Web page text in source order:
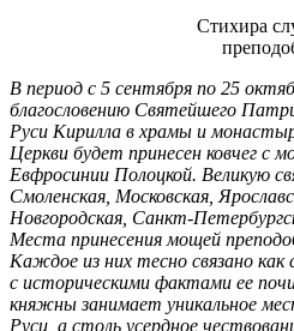
Стихира
В период с 5 сентября по 25
благословению Святейшего
Руси Кирилла в храмы и
Церкви будет принесен ковчег с
Евфросинии Полоцкой. Великую
Смоленская, Московская,
Новгородская, Санкт-
Места принесения мощей
Каждое из них тесно связано
с историческими фактами ее
княжны занимает уникальное
Руси, а столь усердное